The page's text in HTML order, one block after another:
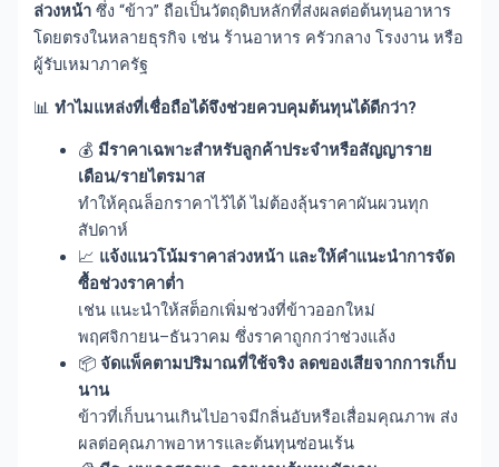
ล่วงหน้า ซึ่ง “ข้าว” ถือเป็นวัตถุดิบหลักที่ส่งผลต่อต้นทุนอาหาร
โดยตรงในหลายธุรกิจ เช่น ร้านอาหาร ครัวกลาง โรงงาน หรือ
ผู้รับเหมาภาครัฐ
📊ทำไมแหล่งที่เชื่อถือได้จึงช่วยควบคุมต้นทุนได้ดีกว่า?
💰 มีราคาเฉพาะสำหรับลูกค้าประจำหรือสัญญาราย
เดือน/รายไตรมาส
ทำให้คุณล็อกราคาไว้ได้ ไม่ต้องลุ้นราคาผันผวนทุก
สัปดาห์
📈 แจ้งแนวโน้มราคาล่วงหน้า และให้คำแนะนำการจัด
ซื้อช่วงราคาต่ำ
เช่น แนะนำให้สต็อกเพิ่มช่วงที่ข้าวออกใหม่
พฤศจิกายน–ธันวาคม ซึ่งราคาถูกกว่าช่วงแล้ง
📦จัดแพ็คตามปริมาณที่ใช้จริง ลดของเสียจากการเก็บ
นาน
ข้าวที่เก็บนานเกินไปอาจมีกลิ่นอับหรือเสื่อมคุณภาพ ส่ง
ผลต่อคุณภาพอาหารและต้นทุนซ่อนเร้น